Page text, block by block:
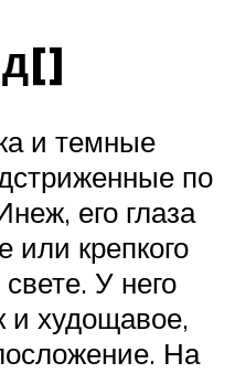
и темные
по
его глаза
или крепкого
У него
и худощавое,
На